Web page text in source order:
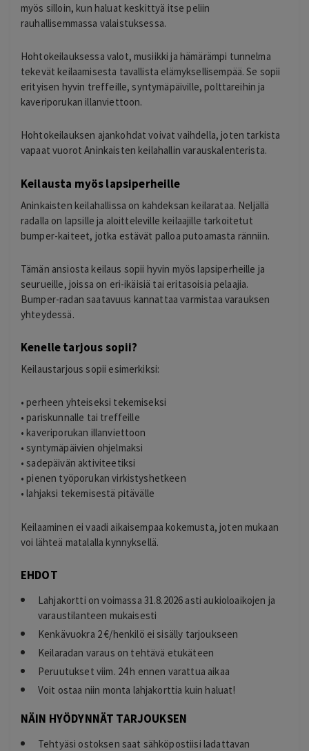
myös silloin, kun haluat keskittyä itse peliin
rauhallisemmassa valaistuksessa.
Hohtokeilauksessa valot, musiikki ja hämärämpi tunnelma
tekevät keilaamisesta tavallista elämyksellisempää. Se sopii
erityisen hyvin treffeille, syntymäpäiville, polttareihin ja
kaveriporukan illanviettoon.
Hohtokeilauksen ajankohdat voivat vaihdella, joten tarkista
vapaat vuorot Aninkaisten keilahallin varauskalenterista.
Keilausta myös lapsiperheille
Aninkaisten keilahallissa on kahdeksan keilarataa. Neljällä
radalla on lapsille ja aloitteleville keilaajille tarkoitetut
bumper-kaiteet, jotka estävät palloa putoamasta ränniin.
Tämän ansiosta keilaus sopii hyvin myös lapsiperheille ja
seurueille, joissa on eri-ikäisiä tai eritasoisia pelaajia.
Bumper-radan saatavuus kannattaa varmistaa varauksen
yhteydessä.
Kenelle tarjous sopii?
Keilaustarjous sopii esimerkiksi:
• perheen yhteiseksi tekemiseksi
• pariskunnalle tai treffeille
• kaveriporukan illanviettoon
• syntymäpäivien ohjelmaksi
• sadepäivän aktiviteetiksi
• pienen työporukan virkistyshetkeen
• lahjaksi tekemisestä pitävälle
Keilaaminen ei vaadi aikaisempaa kokemusta, joten mukaan
voi lähteä matalalla kynnyksellä.
EHDOT
Lahjakortti on voimassa 31.8.2026 asti aukioloaikojen ja
varaustilanteen mukaisesti
Kenkävuokra 2 €/henkilö ei sisälly tarjoukseen
Keilaradan varaus on tehtävä etukäteen
Peruutukset viim. 24 h ennen varattua aikaa
Voit ostaa niin monta lahjakorttia kuin haluat!
NÄIN HYÖDYNNÄT TARJOUKSEN
Tehtyäsi ostoksen saat sähköpostiisi ladattavan